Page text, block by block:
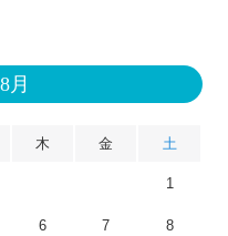
月
木 金 土
1
6 7 8